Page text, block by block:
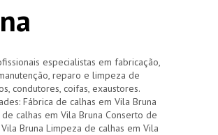
especialistas em fabricação,
reparo e limpeza de
condutores, coifas, exaustores.
Fábrica de calhas em Vila Bruna
calhas em Vila Bruna Conserto de
Bruna Limpeza de calhas em Vila